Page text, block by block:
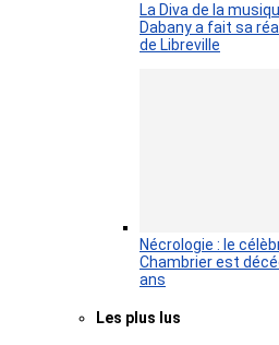
La Diva de la
Dabany a fait sa
de Libreville
Nécrologie : le
Chambrier est
ans
Les plus lus